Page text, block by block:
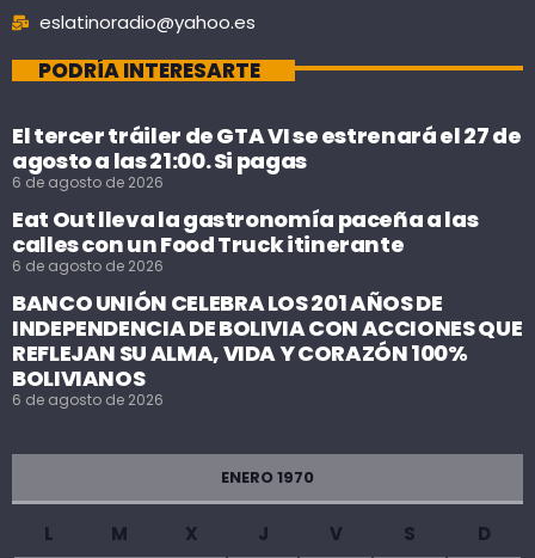
eslatinoradio@yahoo.es
PODRÍA INTERESARTE
El tercer tráiler de GTA VI se estrenará el 27 de
agosto a las 21:00. Si pagas
6 de agosto de 2026
Eat Out lleva la gastronomía paceña a las
calles con un Food Truck itinerante
6 de agosto de 2026
BANCO UNIÓN CELEBRA LOS 201 AÑOS DE
INDEPENDENCIA DE BOLIVIA CON ACCIONES QUE
REFLEJAN SU ALMA, VIDA Y CORAZÓN 100%
BOLIVIANOS
6 de agosto de 2026
ENERO 1970
L M X J V S
D